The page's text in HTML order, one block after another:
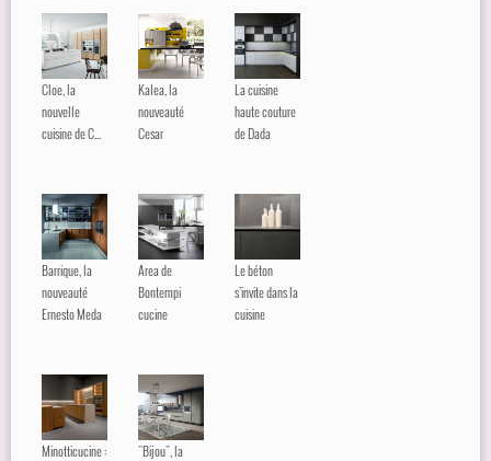
Cloe, la
nouvelle
cuisine de C...
Kalea, la
nouveauté
Cesar
La cuisine
haute couture
de Dada
Barrique, la
nouveauté
Ernesto Meda
Area de
Bontempi
cucine
Le béton
s’invite dans la
cuisine
Minotticucine :
"Bijou", la